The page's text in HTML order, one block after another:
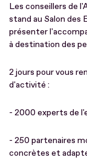
Les conseillers de
stand au Salon des
présenter
à destination des
2 jours pour vous
d'activité :
- 2000 experts de
- 250 partenaires
concrètes et